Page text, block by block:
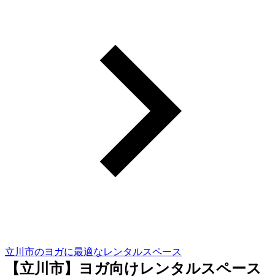
立川市のヨガに最適なレンタルスペース
【立川市】ヨガ向けレンタルスペース